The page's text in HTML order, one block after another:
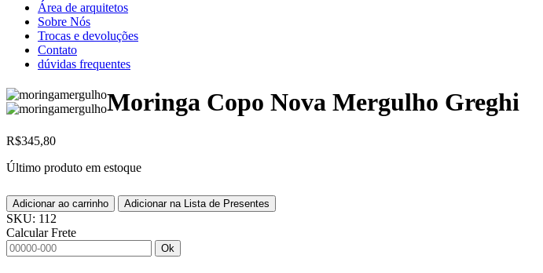
Área de arquitetos
Sobre Nós
Trocas e devoluções
Contato
dúvidas frequentes
Moringa Copo Nova Mergulho Greghi
R$345,80
Último produto em estoque
Adicionar ao carrinho Adicionar na Lista de Presentes
SKU: 112
Calcular Frete
Ok